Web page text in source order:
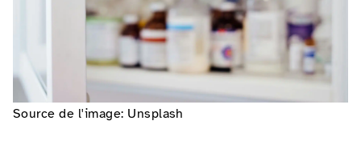
Source de l'image: Unsplash